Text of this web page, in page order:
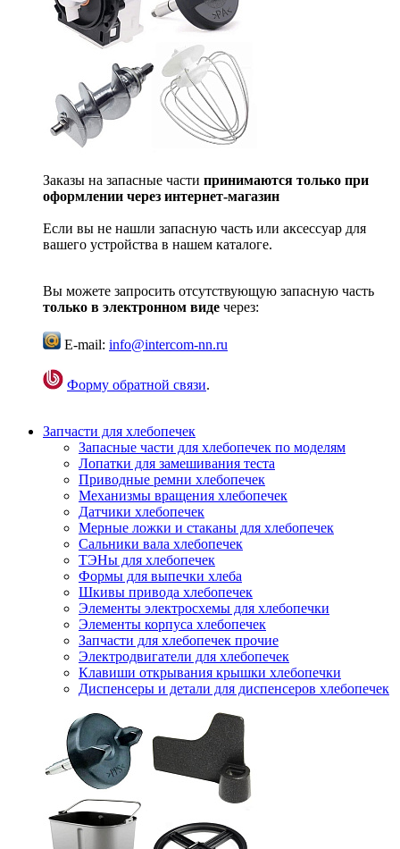
Заказы на запасные части принимаются только при
оформлении через интернет-магазин
Если вы не нашли запасную часть или аксессуар для
вашего устройства в нашем каталоге.
Вы можете запросить отсутствующую запасную часть
только в электронном виде через:
E-mail: info@intercom-nn.ru
Форму обратной связи.
Запчасти для хлебопечек
Запасные части для хлебопечек по моделям
Лопатки для замешивания теста
Приводные ремни хлебопечек
Механизмы вращения хлебопечек
Датчики хлебопечек
Мерные ложки и стаканы для хлебопечек
Сальники вала хлебопечек
ТЭНы для хлебопечек
Формы для выпечки хлеба
Шкивы привода хлебопечек
Элементы электросхемы для хлебопечки
Элементы корпуса хлебопечек
Запчасти для хлебопечек прочие
Электродвигатели для хлебопечек
Клавиши открывания крышки хлебопечки
Диспенсеры и детали для диспенсеров хлебопечек